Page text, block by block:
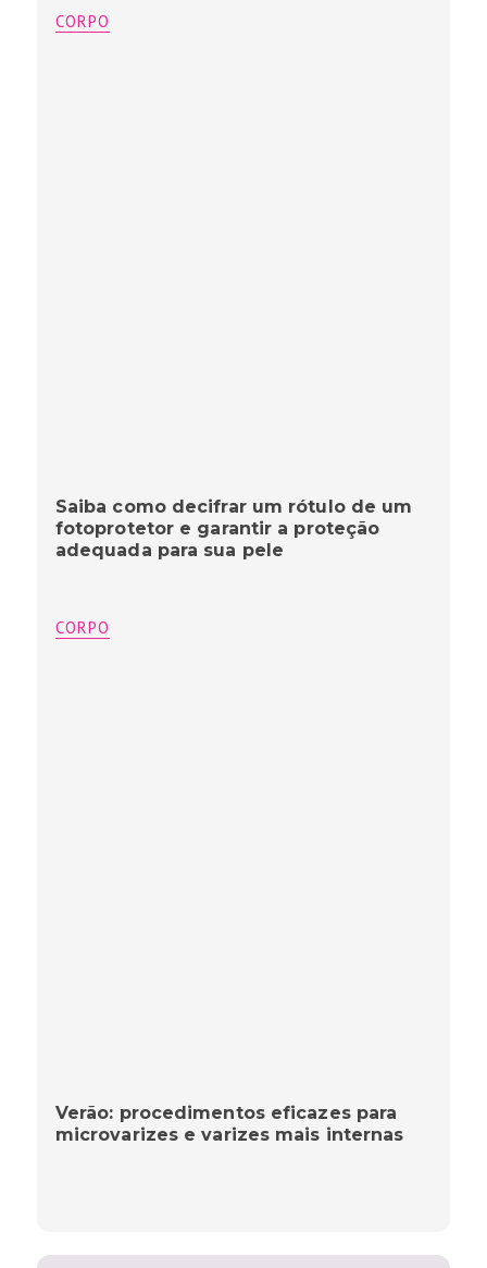
CORPO
Saiba como decifrar um rótulo de um
fotoprotetor e garantir a proteção
adequada para sua pele
CORPO
Verão: procedimentos eficazes para
microvarizes e varizes mais internas